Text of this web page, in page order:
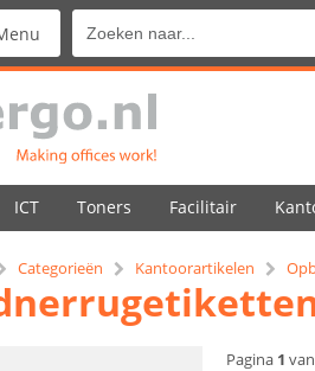
ICT Toners Facilitair
Categorieën Kantoorartikelen
Pagina 1 van